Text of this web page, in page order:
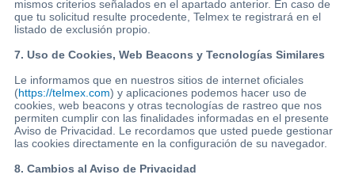
mismos criterios señalados en el apartado anterior. En caso de
que tu solicitud resulte procedente, Telmex te registrará en el
listado de exclusión propio.
7. Uso de Cookies, Web Beacons y Tecnologías Similares
Le informamos que en nuestros sitios de internet oficiales
(https://telmex.com) y aplicaciones podemos hacer uso de
cookies, web beacons y otras tecnologías de rastreo que nos
permiten cumplir con las finalidades informadas en el presente
Aviso de Privacidad. Le recordamos que usted puede gestionar
las cookies directamente en la configuración de su navegador.
8. Cambios al Aviso de Privacidad